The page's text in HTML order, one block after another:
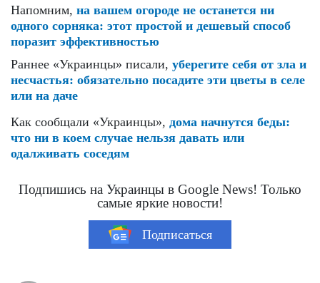
Напомним, на вашем огороде не останется ни
одного сорняка: этот простой и дешевый способ
поразит эффективностью
Раннее «Украинцы» писали, уберегите себя от зла и
несчастья: обязательно посадите эти цветы в селе
или на даче
Как сообщали «Украинцы», дома начнутся беды:
что ни в коем случае нельзя давать или
одалживать соседям
Подпишись на Украинцы в Google News! Только
самые яркие новости!
Подписаться